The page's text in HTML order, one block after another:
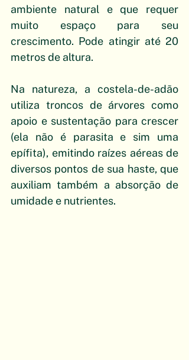
ambiente natural e que requer
muito espaço para seu
crescimento. Pode atingir até 20
metros de altura.
Na natureza, a costela-de-adão
utiliza troncos de árvores como
apoio e sustentação para crescer
(ela não é parasita e sim uma
epífita), emitindo raízes aéreas de
diversos pontos de sua haste, que
auxiliam também a absorção de
umidade e nutrientes.